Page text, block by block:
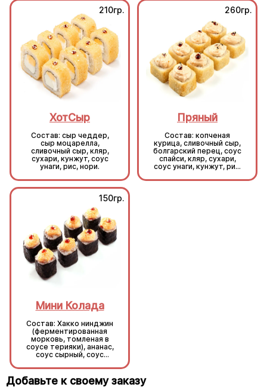
210гр.
ХотСыр
Состав: сыр чеддер,
сыр моцарелла,
сливочный сыр, кляр,
сухари, кунжут, соус
унаги, рис, нори.
260гр.
Пряный
Состав: копченая
курица, сливочный сыр,
болгарский перец, соус
спайси, кляр, сухари,
соус унаги, кунжут, рис,
150гр.
Мини Колада
Состав: Хакко нинджин
(ферментированная
морковь, томленая в
соусе терияки), ананас,
соус сырный, соус
Добавьте к своему заказу